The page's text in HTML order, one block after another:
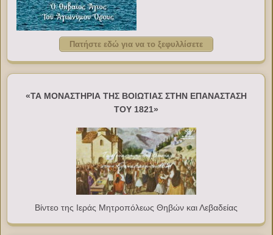
Πατήστε εδώ για να το ξεφυλλίσετε
«ΤΑ ΜΟΝΑΣΤΗΡΙΑ ΤΗΣ ΒΟΙΩΤΙΑΣ ΣΤΗΝ ΕΠΑΝΑΣΤΑΣΗ
ΤΟΥ 1821»
Βίντεο της Ιεράς Μητροπόλεως Θηβών και Λεβαδείας